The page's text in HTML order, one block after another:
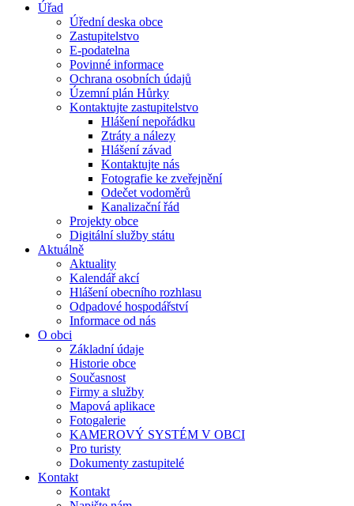
Úřad
Úřední deska obce
Zastupitelstvo
E-podatelna
Povinné informace
Ochrana osobních údajů
Územní plán Hůrky
Kontaktujte zastupitelstvo
Hlášení nepořádku
Ztráty a nálezy
Hlášení závad
Kontaktujte nás
Fotografie ke zveřejnění
Odečet vodoměrů
Kanalizační řád
Projekty obce
Digitální služby státu
Aktuálně
Aktuality
Kalendář akcí
Hlášení obecního rozhlasu
Odpadové hospodářství
Informace od nás
O obci
Základní údaje
Historie obce
Současnost
Firmy a služby
Mapová aplikace
Fotogalerie
KAMEROVÝ SYSTÉM V OBCI
Pro turisty
Dokumenty zastupitelé
Kontakt
Kontakt